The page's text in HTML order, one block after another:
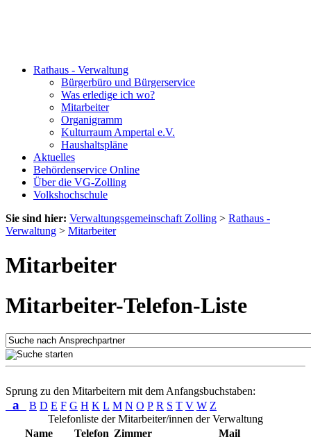
Rathaus - Verwaltung
Bürgerbüro und Bürgerservice
Was erledige ich wo?
Mitarbeiter
Organigramm
Kulturraum Ampertal e.V.
Haushaltspläne
Aktuelles
Behördenservice Online
Über die VG-Zolling
Volkshochschule
Sie sind hier: Verwaltungsgemeinschaft Zolling > Rathaus -
Verwaltung > Mitarbeiter
Mitarbeiter
Mitarbeiter-Telefon-Liste
Sprung zu den Mitarbeitern mit dem Anfangsbuchstaben:
a B D E F G H K L M N O P R S T V W Z
Telefonliste der Mitarbeiter/innen der Verwaltung
Name
Telefon Zimmer
Mail